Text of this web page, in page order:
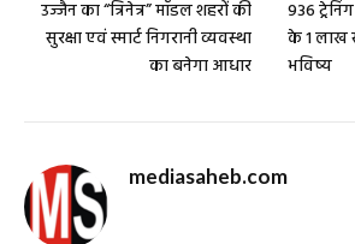
उज्जैन का “त्रिनेत्र” मॉडल शहरों की
सुरक्षा एवं स्मार्ट निगरानी व्यवस्था
का बनेगा आधार
936
के 1 लाख
भविष्य
mediasaheb.com